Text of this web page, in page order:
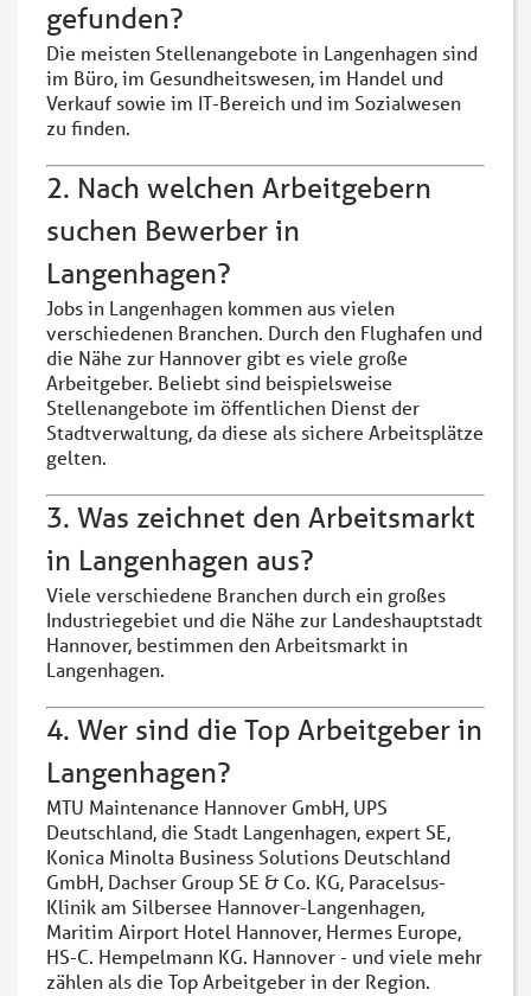
gefunden?
Die meisten Stellenangebote in Langenhagen sind
im Büro, im Gesundheitswesen, im Handel und
Verkauf sowie im IT-Bereich und im Sozialwesen
zu finden.
2. Nach welchen Arbeitgebern
suchen Bewerber in
Langenhagen?
Jobs in Langenhagen kommen aus vielen
verschiedenen Branchen. Durch den Flughafen und
die Nähe zur Hannover gibt es viele große
Arbeitgeber. Beliebt sind beispielsweise
Stellenangebote im öffentlichen Dienst der
Stadtverwaltung, da diese als sichere Arbeitsplätze
gelten.
3. Was zeichnet den Arbeitsmarkt
in Langenhagen aus?
Viele verschiedene Branchen durch ein großes
Industriegebiet und die Nähe zur Landeshauptstadt
Hannover, bestimmen den Arbeitsmarkt in
Langenhagen.
4. Wer sind die Top Arbeitgeber in
Langenhagen?
MTU Maintenance Hannover GmbH, UPS
Deutschland, die Stadt Langenhagen, expert SE,
Konica Minolta Business Solutions Deutschland
GmbH, Dachser Group SE & Co. KG, Paracelsus-
Klinik am Silbersee Hannover-Langenhagen,
Maritim Airport Hotel Hannover, Hermes Europe,
HS-C. Hempelmann KG. Hannover - und viele mehr
zählen als die Top Arbeitgeber in der Region.